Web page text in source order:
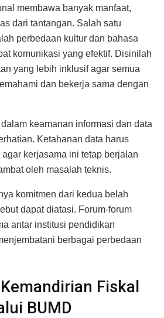
membawa banyak manfaat,
dari tantangan. Salah satu
perbedaan kultur dan bahasa
komunikasi yang efektif. Disinilah
yang lebih inklusif agar semua
dan bekerja sama dengan
keamanan informasi dan data
Ketahanan data harus
kerjasama ini tetap berjalan
oleh masalah teknis.
komitmen dari kedua belah
dapat diatasi. Forum-forum
antar institusi pendidikan
berbagai perbedaan
Fiskal
BUMD